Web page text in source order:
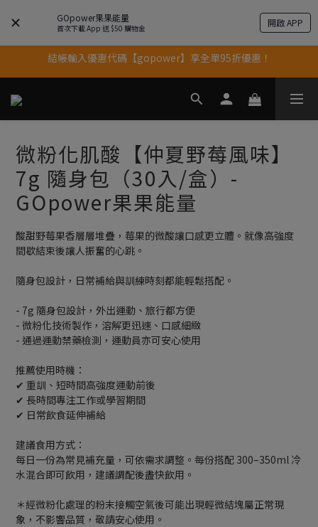
GOpower果果能量
首次下載 App 送 $50 購物金 開啟 APP
果果11歲慶｜App 下單享 5% 購物金回饋
結帳輸入優惠代碼【gopower】享全單95折優惠！
11歲慶好禮｜買 500g/1kg 指定乳清2包贈品牌毛巾
果果11歲慶｜App 下單享 5% 購物金回饋
微粉化肌酸【仲夏野莓風味】
7g 隨身包（30入/盒）-
GOpower果果能量
酸甜野莓果香層層堆疊，莓果的微酸讓口感更立體。就像高強度
間歇結束後讓人振奮的心跳。
隨身包設計，日常補給與訓練時刻都能輕鬆搭配。
- 7g 隨身包設計，外出運動、旅行都方便
- 微粉化技術製作，溶解更迅速、口感細緻
- 通過運動禁藥檢測，運動員亦可安心使用
推薦使用時機：
✔︎ 重訓、短時間高強度運動前後
✔︎ 長時間專注工作或學習期間
✔︎ 日常飲食延伸補給
建議食用方式：
每日一份為常見補充量，可依需求調整。每份搭配 300–350ml 冷
水混合即可飲用，建議調配後盡快飲用。
＊經微粉化處理的粉末接觸空氣後可能出現輕微結塊屬正常現
象，不影響品質，敬請安心使用。